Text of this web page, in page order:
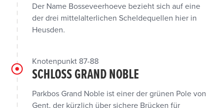
Der Name Bosseveerhoeve bezieht sich auf eine
der drei mittelalterlichen Scheldequellen hier in
Heusden.
Knotenpunkt 87-88
SCHLOSS GRAND NOBLE
Parkbos Grand Noble ist einer der grünen Pole von
Gent, der kürzlich über sichere Brücken für